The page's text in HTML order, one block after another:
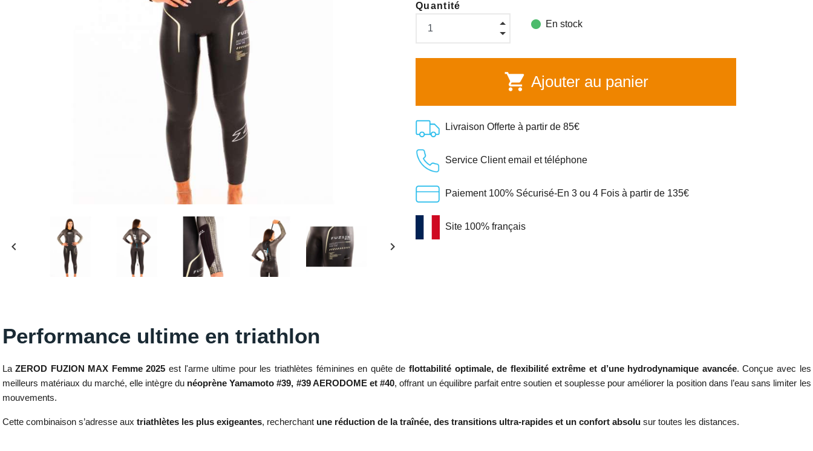
keyboard_arrow_left keyboard_arrow_right
Quantité
 En stock
shopping_cart Ajouter au panier
Livraison Offerte à partir de 85€
Service Client email et téléphone
Paiement 100% Sécurisé-En 3 ou 4 Fois à partir de 135€
Site 100% français
Performance ultime en triathlon
LaZEROD FUZION MAX Femme 2025 est l'arme ultime pour les triathlètes féminines en quête de flottabilité optimale, de flexibilité extrême et d’une hydrodynamique avancée. Conçue avec les
meilleurs matériaux du marché, elle intègre du néoprène Yamamoto #39, #39 AERODOME et #40, offrant un équilibre parfait entre soutien et souplesse pour améliorer la position dans l’eau sans limiter les
mouvements.
Cette combinaison s’adresse aux triathlètes les plus exigeantes, recherchant une réduction de la traînée, des transitions ultra-rapides et un confort absolusur toutes les distances.